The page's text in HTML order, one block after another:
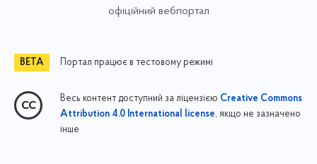
офіційний вебпортал
Портал працює в тестовому режимі
Весь контент доступний за ліцензією Creative Commons
Attribution 4.0 International license, якщо не зазначено
інше